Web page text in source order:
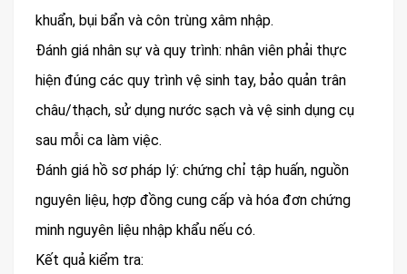
khuẩn, bụi bẩn và côn trùng xâm nhập.
Đánh giá nhân sự và quy trình: nhân viên phải thực
hiện đúng các quy trình vệ sinh tay, bảo quản trân
châu/thạch, sử dụng nước sạch và vệ sinh dụng cụ
sau mỗi ca làm việc.
Đánh giá hồ sơ pháp lý: chứng chỉ tập huấn, nguồn
nguyên liệu, hợp đồng cung cấp và hóa đơn chứng
minh nguyên liệu nhập khẩu nếu có.
Kết quả kiểm tra: